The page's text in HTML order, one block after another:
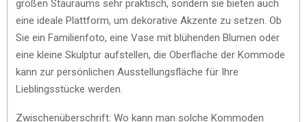
großen Stauraums sehr praktisch, sondern sie bieten auch
eine ideale Plattform, um dekorative Akzente zu setzen. Ob
Sie ein Familienfoto, eine Vase mit blühenden Blumen oder
eine kleine Skulptur aufstellen, die Oberfläche der Kommode
kann zur persönlichen Ausstellungsfläche für Ihre
Lieblingsstücke werden.
Zwischenüberschrift: Wo kann man solche Kommoden